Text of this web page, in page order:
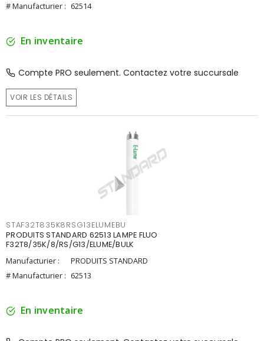
# Manufacturier : 62514
En inventaire
Compte PRO seulement. Contactez votre succursale
VOIR LES DÉTAILS
STAF32T835K8RSG13ELUMEBU
PRODUITS STANDARD 62513 LAMPE FLUO
F32T8/35K/8/RS/G13/ELUME/BULK
Manufacturier :
PRODUITS STANDARD
# Manufacturier : 62513
En inventaire